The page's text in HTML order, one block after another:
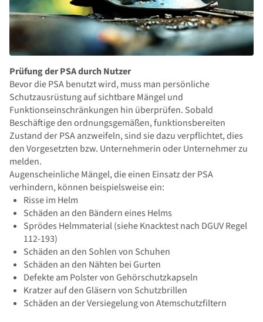
Prüfung der PSA durch Nutzer
Bevor die PSA benutzt wird, muss man persönliche
Schutzausrüstung auf sichtbare Mängel und
Funktionseinschränkungen hin überprüfen. Sobald
Beschäftige den ordnungsgemäßen, funktionsbereiten
Zustand der PSA anzweifeln, sind sie dazu verpflichtet, dies
den Vorgesetzten bzw. Unternehmerin oder Unternehmer zu
melden.
Augenscheinliche Mängel, die einen Einsatz der PSA
verhindern, können beispielsweise ein:
Risse im Helm
Schäden an den Bändern eines Helms
Sprödes Helmmaterial (siehe Knacktest nach DGUV Regel
112-193)
Schäden an den Sohlen von Schuhen
Schäden an den Nähten bei Gurten
Defekte am Polster von Gehörschutzkapseln
Kratzer auf den Gläsern von Schutzbrillen
Schäden an der Versiegelung von Atemschutzfiltern